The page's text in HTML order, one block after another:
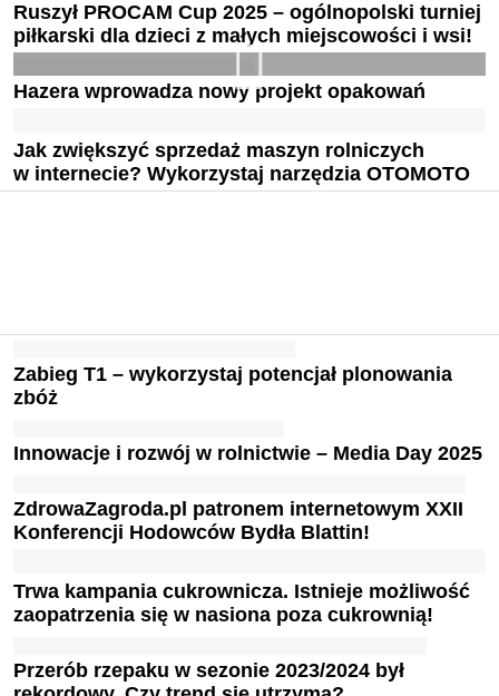
Ruszył PROCAM Cup 2025 – ogólnopolski turniej
piłkarski dla dzieci z małych miejscowości i wsi!
Hazera wprowadza nowy projekt opakowań
Jak zwiększyć sprzedaż maszyn rolniczych
w internecie? Wykorzystaj narzędzia OTOMOTO
Zabieg T1 – wykorzystaj potencjał plonowania
zbóż
Innowacje i rozwój w rolnictwie – Media Day 2025
ZdrowaZagroda.pl patronem internetowym XXII
Konferencji Hodowców Bydła Blattin!
Trwa kampania cukrownicza. Istnieje możliwość
zaopatrzenia się w nasiona poza cukrownią!
Przerób rzepaku w sezonie 2023/2024 był